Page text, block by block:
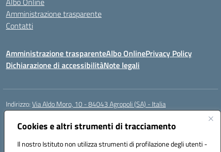
Cookies e altri strumenti di tracciamento
Il nostro Istituto non utilizza strumenti di profilazione degli utenti -
Amministrazione trasparente
Contatti
Amministrazione trasparenteAlbo OnlinePrivacy Policy
Dichiarazione di accessibilitàNote legali
Indirizzo:Via Aldo Moro, 10 - 84043 Agropoli (SA) - Italia
Centralino:
Posta elettronica certificata (PEC):saic8at00d@pec.istruzione.it
Codice fiscale: 90009620650